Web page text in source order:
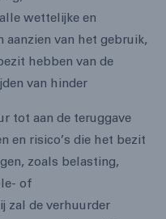
wettelijke en
aanzien van het gebruik,
hebben van de
van hinder
tot aan de teruggave
en risico’s die het bezit
zoals belasting,
of
zal de verhuurder